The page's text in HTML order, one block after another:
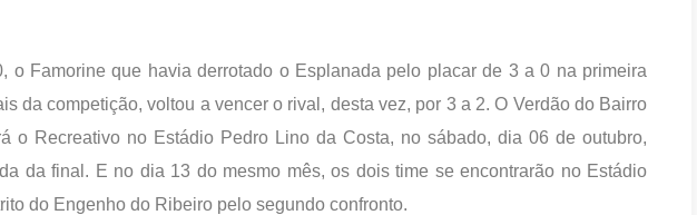
o Famorine que havia derrotado o Esplanada pelo placar de 3 a 0 na primeira
da competição, voltou a vencer o rival, desta vez, por 3 a 2. O Verdão do Bairro
o Recreativo no Estádio Pedro Lino da Costa, no sábado, dia 06 de outubro,
da final. E no dia 13 do mesmo mês, os dois time se encontrarão no Estádio
do Engenho do Ribeiro pelo segundo confronto.